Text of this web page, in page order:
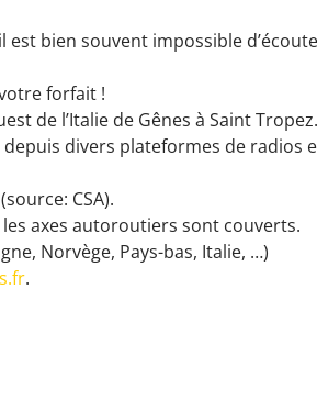
bien souvent impossible
forfait !
de l’Italie de Gênes à Saint Tropez.
depuis divers plateformes de radios
CSA).
axes autoroutiers sont couverts.
Norvège, Pays-bas, Italie, …)
.